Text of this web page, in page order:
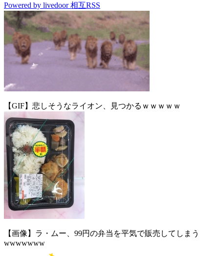
Powered by livedoor 相互RSS
【GIF】悲しそうなライオン、見つかるｗｗｗｗｗ
【画像】ラ・ムー、99円の弁当を平気で販売してしまう
wwwwwww